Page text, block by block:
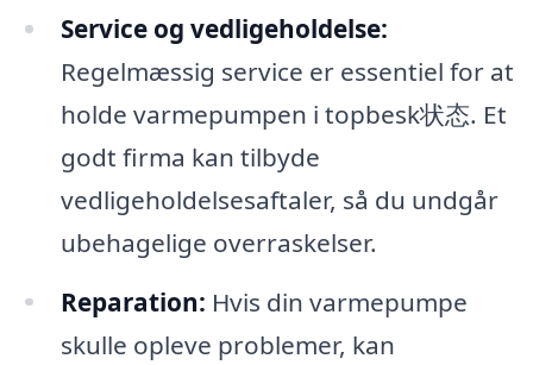
Service og vedligeholdelse:
Regelmæssig service er essentiel for at
holde varmepumpen i topbesk状态. Et
godt firma kan tilbyde
vedligeholdelsesaftaler, så du undgår
ubehagelige overraskelser.
Reparation: Hvis din varmepumpe
skulle opleve problemer, kan